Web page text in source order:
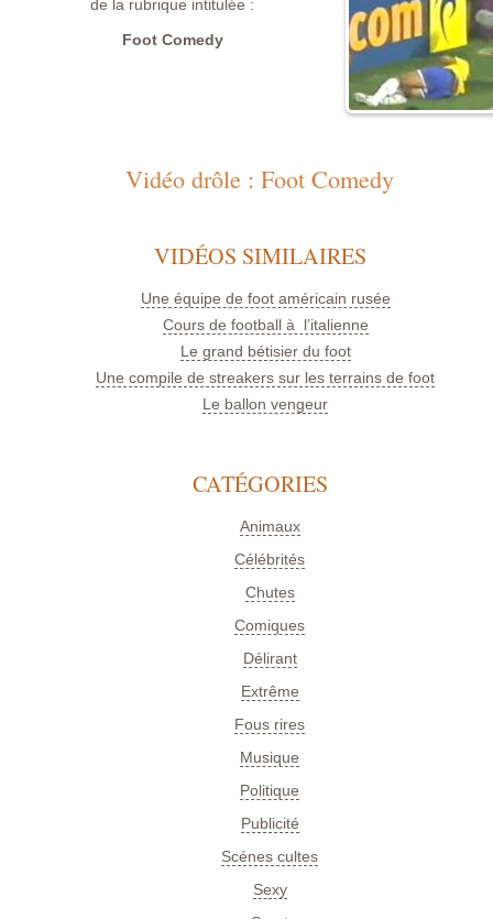
de la rubrique intitulée :
Foot Comedy
Vidéo drôle : Foot Comedy
VIDÉOS SIMILAIRES
Une équipe de foot américain rusée
Cours de football à l’italienne
Le grand bétisier du foot
Une compile de streakers sur les terrains de foot
Le ballon vengeur
CATÉGORIES
Animaux
Célébrités
Chutes
Comiques
Délirant
Extrême
Fous rires
Musique
Politique
Publicité
Scénes cultes
Sexy